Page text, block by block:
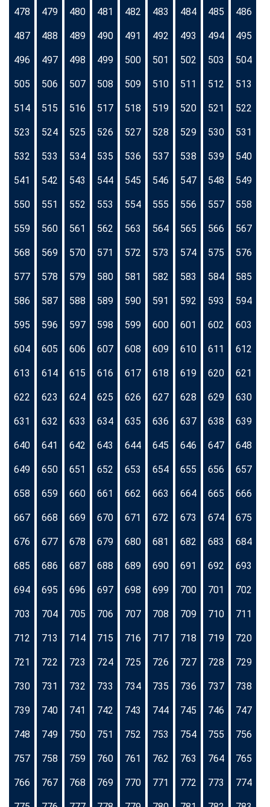
478 479 480 481 482 483 484 485 486
487 488 489 490 491 492 493 494 495
496 497 498 499 500 501 502 503 504
505 506 507 508 509 510 511 512 513
514 515 516 517 518 519 520 521 522
523 524 525 526 527 528 529 530 531
532 533 534 535 536 537 538 539 540
541 542 543 544 545 546 547 548 549
550 551 552 553 554 555 556 557 558
559 560 561 562 563 564 565 566 567
568 569 570 571 572 573 574 575 576
577 578 579 580 581 582 583 584 585
586 587 588 589 590 591 592 593 594
595 596 597 598 599 600 601 602 603
604 605 606 607 608 609 610 611 612
613 614 615 616 617 618 619 620 621
622 623 624 625 626 627 628 629 630
631 632 633 634 635 636 637 638 639
640 641 642 643 644 645 646 647 648
649 650 651 652 653 654 655 656 657
658 659 660 661 662 663 664 665 666
667 668 669 670 671 672 673 674 675
676 677 678 679 680 681 682 683 684
685 686 687 688 689 690 691 692 693
694 695 696 697 698 699 700 701 702
703 704 705 706 707 708 709 710 711
712 713 714 715 716 717 718 719 720
721 722 723 724 725 726 727 728 729
730 731 732 733 734 735 736 737 738
739 740 741 742 743 744 745 746 747
748 749 750 751 752 753 754 755 756
757 758 759 760 761 762 763 764 765
766 767 768 769 770 771 772 773 774